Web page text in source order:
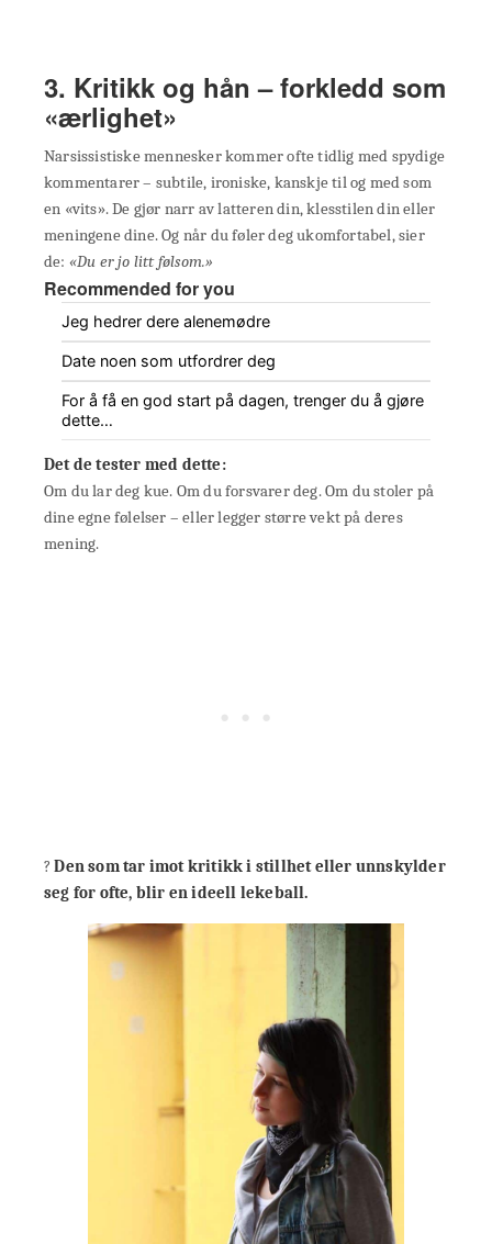
3. Kritikk og hån – forkledd som
«ærlighet»
Narsissistiske mennesker kommer ofte tidlig med spydige
kommentarer – subtile, ironiske, kanskje til og med som
en «vits». De gjør narr av latteren din, klesstilen din eller
meningene dine. Og når du føler deg ukomfortabel, sier
de: «Du er jo litt følsom.»
Recommended for you
Jeg hedrer dere alenemødre
Date noen som utfordrer deg
For å få en god start på dagen, trenger du å gjøre
dette…
Det de tester med dette:
Om du lar deg kue. Om du forsvarer deg. Om du stoler på
dine egne følelser – eller legger større vekt på deres
mening.
?Den som tar imot kritikk i stillhet eller unnskylder
seg for ofte, blir en ideell lekeball.